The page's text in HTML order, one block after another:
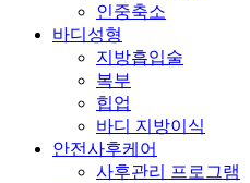
인중축소
바디성형
지방흡입술
복부
힙업
바디 지방이식
안전사후케어
사후관리 프로그램